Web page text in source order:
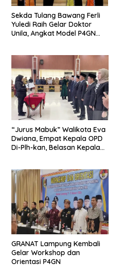
Sekda Tulang Bawang Ferli
Yuledi Raih Gelar Doktor
Unila, Angkat Model P4GN
“Jurus Mabuk” Walikota Eva
Dwiana, Empat Kepala OPD
Di-Plh-kan, Belasan Kepala
GRANAT Lampung Kembali
Gelar Workshop dan
Orientasi P4GN